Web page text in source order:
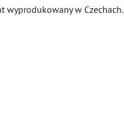
wyprodukowany w Czechach.